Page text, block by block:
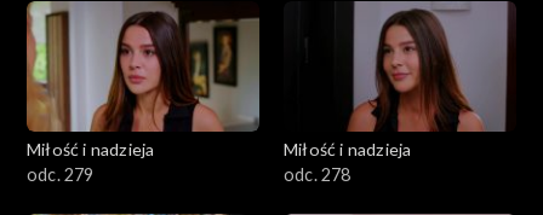
Miłość i nadzieja
odc. 279
Miłość i nadzieja
odc. 278